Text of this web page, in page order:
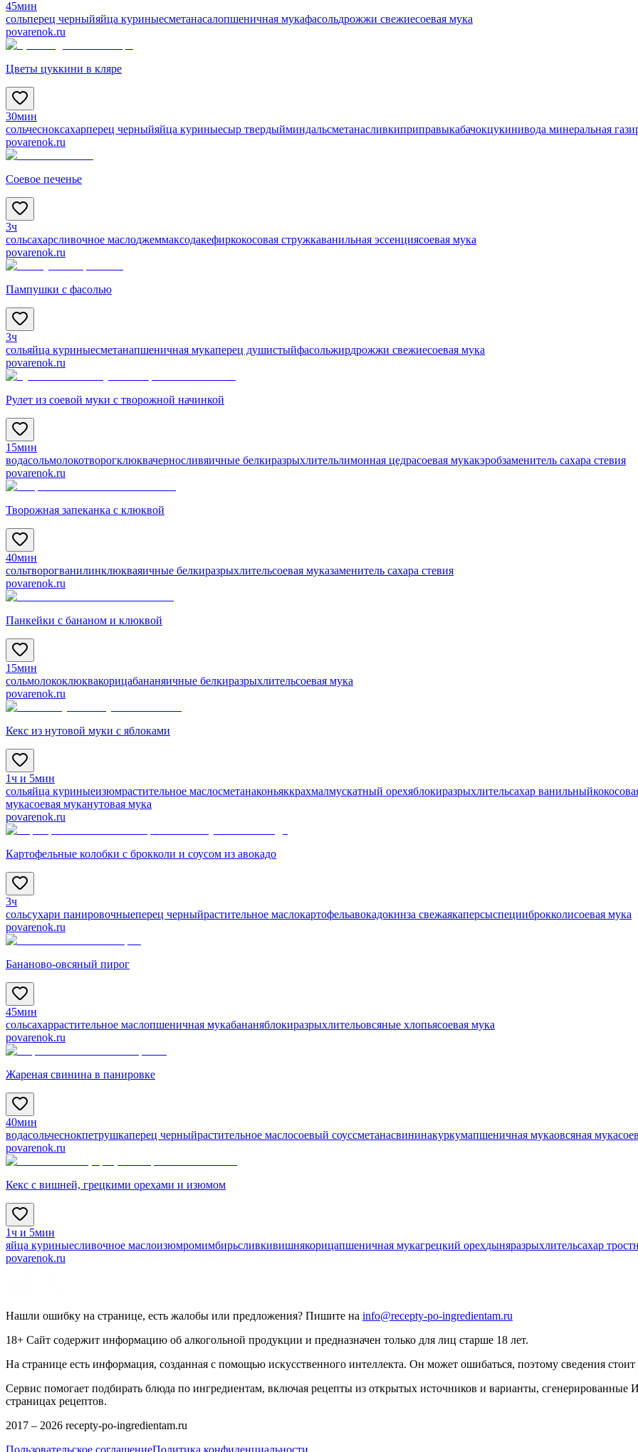
45мин
сольперец черныйяйца куриныесметанасалопшеничная мукафасольдрожжи свежиесоевая мука
povarenok.ru
Цветы цуккини в кляре
30мин
сольчесноксахарперец черныйяйца куриныесыр твердыйминдальсметанасливкиприправыкабачокцукинивода минеральная
povarenok.ru
Соевое печенье
3ч
сольсахарсливочное маслоджеммаксодакефиркокосовая стружкаванильная эссенциясоевая мука
povarenok.ru
Пампушки с фасолью
3ч
сольяйца куриныесметанапшеничная мукаперец душистыйфасольжирдрожжи свежиесоевая мука
povarenok.ru
Рулет из соевой муки с творожной начинкой
15мин
водасольмолокотворогклюквачерносливяичные белкиразрыхлительлимонная цедрасоевая мукакэробзаменитель сахара стевия
povarenok.ru
Творожная запеканка с клюквой
40мин
сольтворогванилинклюкваяичные белкиразрыхлительсоевая муказаменитель сахара стевия
povarenok.ru
Панкейки с бананом и клюквой
15мин
сольмолококлюквакорицабананяичные белкиразрыхлительсоевая мука
povarenok.ru
Кекс из нутовой муки с яблоками
1ч и 5мин
сольяйца куриныеизюмрастительное маслосметанаконьяккрахмалмускатный орехяблокиразрыхлительсахар ванильный
мукасоевая муканутовая мука
povarenok.ru
Картофельные колобки с брокколи и соусом из авокадо
3ч
сольсухари панировочныеперец черныйрастительное маслокартофельавокадокинза свежаякаперсыспецииброкколисоевая мука
povarenok.ru
Бананово-овсяный пирог
45мин
сольсахаррастительное маслопшеничная мукабананяблокиразрыхлительовсяные хлопьясоевая мука
povarenok.ru
Жареная свинина в панировке
40мин
водасольчеснокпетрушкаперец черныйрастительное маслосоевый соуссметанасвининакуркумапшеничная мукаовсяная мука
povarenok.ru
Кекс с вишней, грецкими орехами и изюмом
1ч и 5мин
яйца куриныесливочное маслоизюмромимбирьсливкивишнякорицапшеничная мукагрецкий орехдыняразрыхлительсахар
povarenok.ru
Нашли ошибку на странице, есть жалобы или предложения? Пишите на info@recepty-po-ingredientam.ru
18+ Сайт содержит информацию об алкогольной продукции и предназначен только для лиц старше 18 лет.
На странице есть информация, созданная с помощью искусственного интеллекта. Он может ошибаться, поэтому сведения стоит
Сервис помогает подбирать блюда по ингредиентам, включая рецепты из открытых источников и варианты,
страницах рецептов.
2017 – 2026 recepty-po-ingredientam.ru